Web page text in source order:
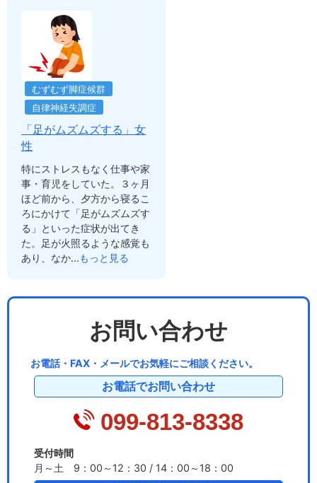
むずむず脚症候群
自律神経失調症
「足がムズムズする」女
性
特にストレスもなく仕事や家
事・育児をしていた。３ヶ月
ほど前から、夕方から寝るこ
ろにかけて「足がムズムズす
る」といった症状が出てき
た。足が火照るような感覚も
あり、なか...もっと見る
お問い合わせ
お電話・FAX・メールでお気軽にご相談ください。
お電話でお問い合わせ
099-813-8338
受付時間
月～土 9：00～12：30 / 14：00～18：00